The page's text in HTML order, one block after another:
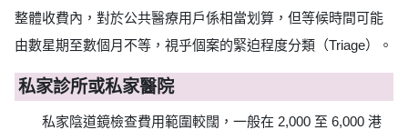
整體收費內，對於公共醫療用戶係相當划算，但等候時間可能
由數星期至數個月不等，視乎個案的緊迫程度分類（Triage）。
私家診所或私家醫院
私家陰道鏡檢查費用範圍較闊，一般在 2,000 至 6,000 港